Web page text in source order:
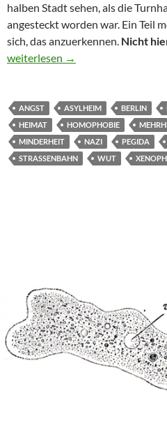
halben Stadt sehen, als die
angesteckt worden war. Ein Teil
sich, das anzuerkennen. Nicht
Angst
weiterlesen →
ANGST ASYLHEIM BERLIN
HEIMAT
HOMOPHOBIE
MINDERHEIT
NAZI PEGIDA
STRASSENBAHN
WUT